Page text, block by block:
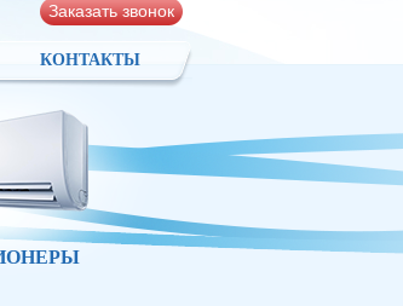
Заказать звонок
КОНТАКТЫ